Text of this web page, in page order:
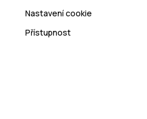
Nastavení cookie
Přístupnost